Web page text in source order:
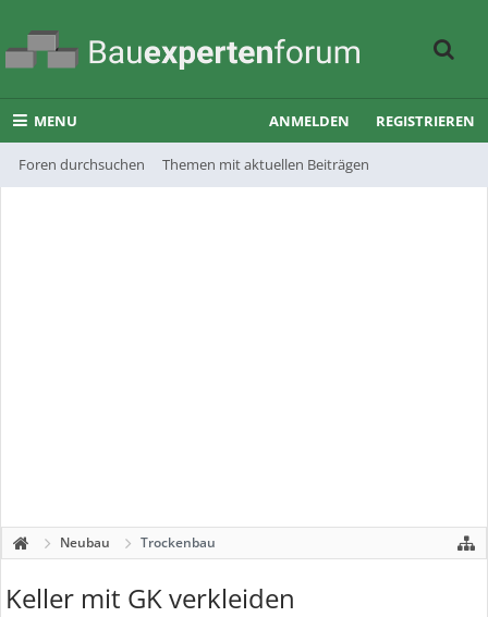
MENU
Foren durchsuchen Themen mit aktuellen Beiträgen
ANMELDEN REGISTRIEREN
Neubau Trockenbau
Keller mit GK verkleiden